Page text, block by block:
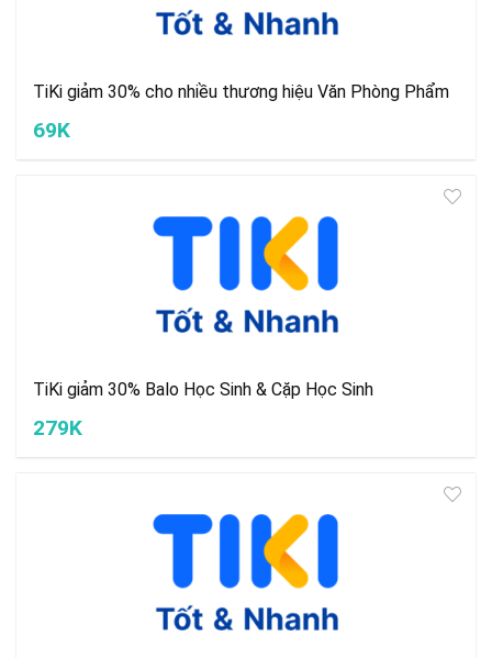
TiKi giảm 30% cho nhiều thương hiệu Văn Phòng Phẩm
69K
TiKi giảm 30% Balo Học Sinh & Cặp Học Sinh
279K